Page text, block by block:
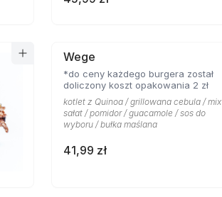
Wege
*do ceny każdego burgera został
doliczony koszt opakowania 2 zł
kotlet z Quinoa / grillowana cebula / mix
sałat / pomidor / guacamole / sos do
wyboru / bułka maślana
41,99 zł